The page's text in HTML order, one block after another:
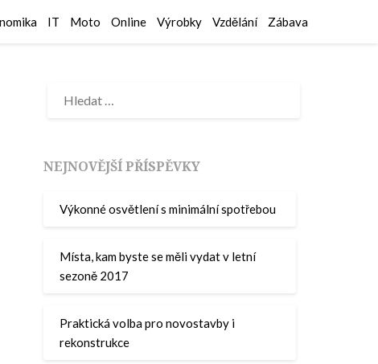
IT Moto Online Výrobky Vzdělání Zábava
NEJNOVĚJŠÍ PŘÍSPĚVKY
Výkonné osvětlení s minimální spotřebou
Místa, kam byste se měli vydat v letní
sezoně 2017
Praktická volba pro novostavby i
rekonstrukce